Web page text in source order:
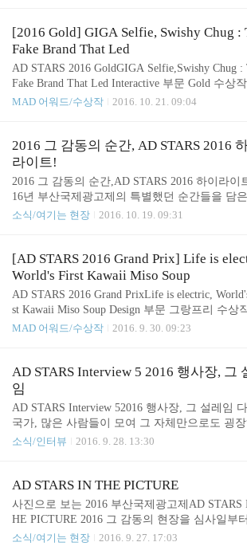
목적을 어떤 방식으로 이루고자 하였는지, 함께
해보도록 하겠습니다. 중국에서는 매년 20만명
의 아이들이 실종되고 있습니다.이 중 다시 발견
아이들은 0.1% 밖에 되지 않는데요. 이런 상황속
매년 엄청난 금액의 예산을 미디어 광고에 투자
OPPO, 중국에서 가장 큰 스마트 폰 브랜드는 그
[2016 Gold] GIGA Selfie, Swishy Chug :
Fake Brand That Led
AD STARS 2016 GoldGIGA Selfie,Swishy Chug :
Fake Brand That Led Interactive 부문 Gold 수상
A Selfie 상호작용으로 사람들을 감동시키는 새
대한 경치의 호주.이런 매력적인 풍경을 목적으
은 사람들이 관광을 오는데요. 하지만 최근 일본
방문객의 수는 상당히 줄고 있었습니다. 이런
서, 여행 경험에 대한 이야기를 나눌 수 있도록
겠다는 필요성이 대두되었습니다.바로 호주의
한 자연에 대해서 말이죠. 어떻게 호주 관광에 대
MAD 어워드/수상작 2016. 10. 21. 09:04
2016 그 감동의 순간, AD STARS 2016
라이트!
2016 그 감동의 순간,AD STARS 2016 하이라이
16년 부산국제광고제의 특별했던 순간들을 담
이라이트 영상을 공개합니다! 초청인사들의 공
되지 않았던 좀 더 가까운현장의 모습들을 확인
수 있습니다. 그 감동의 순간들을 지금 확인해 보
요! 올해의 하이라이트, 어떠셨나요?신나고 유
영상에 벌써부터 2017년도 기대가 되는데요. 내
고제 개최까지 계속해서 여러 이슈들을 공개할
이니,계속해서 함께해주시기 바랍니다:) 감사합
소식/여기는 현장 2016. 10. 19. 09:31
[AD STARS 2016 Grand Prix] Life is
World's First Kawaii Miso Soup
AD STARS 2016 Grand PrixLife is electric,
st Kawaii Miso Soup Design 부문 그랑프리 수상
e is electric Design 부문 그랑프리를 차지한 작품,
도구로서 디자인을 탁월하게 활용한 사례에 대
상하는 부문입니다. 이 작품은 이전에 주목 할 만
작품을 소개하는 AD STARS CHOICE에서도 알
린 적이 있었는데요. 소비자들에게 전기를 귀엽
아름다운 멋진 이미지로 만들어 제공함으로써전
대해 새롭게 생각해 볼 수 있는 계기를 주었던 작
MAD 어워드/수상작 2016. 9. 30. 09:23
AD STARS Interview 5 2016 행사장, 그
임
AD STARS Interview 52016 행사장, 그 설레임
국가, 많은 사람들이 모여 그 자체만으로도 굉장
밝은 분위기였던 2016 부산국제광고제!해외, 국
전시, 세미나, 체험부스 모두 다양하게 준비가 되
있어 더욱 활기찬 분위기였다고 합니다. 부산국
고제에 대해 알아보고 홍보하고, 직접 참여하였
소식/인터뷰 2016. 9. 28. 13:30
AD STARS IN THE PICTURE
사진으로 보는 2016 부산국제광고제AD STARS
HE PICTURE 2016 그 감동의 현장을 심사일부
막식까지 쭉 돌아보는 시간, 사진으로 보는 AD
소식/여기는 현장 2016. 9. 27. 17:03